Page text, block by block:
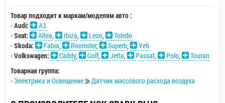
Товар подходит к маркам/моделям авто :
-Audi:
A3
-Seat: Altea, Ibiza, Leon,
Toledo
-Skoda: Fabia, Roomster, Superb,
Yeti
-Volkswagen: Caddy, Golf, Jetta, Passat, Polo,
Touran
Товарная группа:
- Электрика и Освещение Датчик массового расхода воздуха